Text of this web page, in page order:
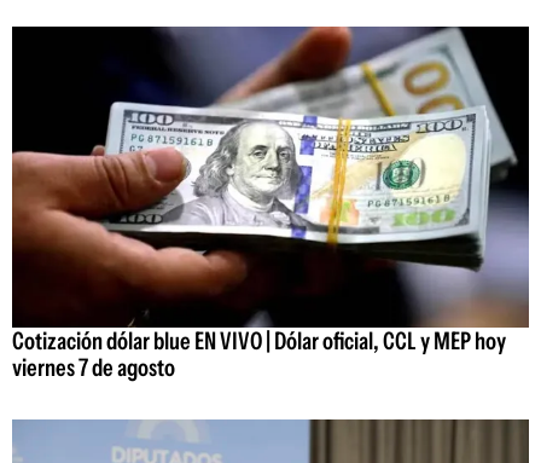
Cotización dólar blue EN VIVO | Dólar oficial, CCL y MEP hoy
viernes 7 de agosto